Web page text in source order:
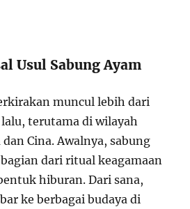
Usul Sabung Ayam
muncul lebih dari
terutama di wilayah
Cina. Awalnya, sabung
dari ritual keagamaan
hiburan. Dari sana,
ke berbagai budaya di